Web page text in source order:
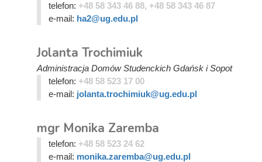
telefon: +48 58 343 46 88, +48 58 343 46 87
e-mail: ha2@ug.edu.pl
Jolanta Trochimiuk
Administracja Domów Studenckich Gdańsk i Sopot
telefon: +48 58 523 17 00
e-mail: jolanta.trochimiuk@ug.edu.pl
mgr Monika Zaremba
telefon: +48 58 523 24 62
e-mail: monika.zaremba@ug.edu.pl